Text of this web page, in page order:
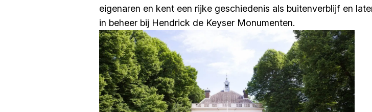
eigenaren en kent een rijke geschiedenis als buitenverblijf en
in beheer bij Hendrick de Keyser Monumenten.